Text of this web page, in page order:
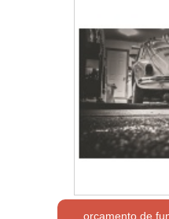
orçamento de